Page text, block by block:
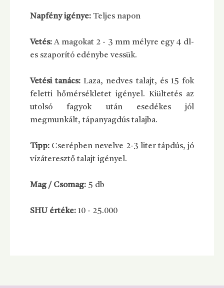
Napfény igénye: Teljes napon
Vetés:A magokat 2 - 3 mm mélyre egy 4 dl-
es szaporító edénybe vessük.
Vetési tanács:Laza, nedves talajt, és 15 fok
feletti hőmérsékletet igényel. Kiültetés az
utolsó fagyok után esedékes jól
megmunkált, tápanyagdús talajba.
Tipp: Cserépben nevelve 2-3 liter tápdús, jó
vízáteresztő talajt igényel.
Mag / Csomag: 5 db
SHU értéke: 10 - 25.000